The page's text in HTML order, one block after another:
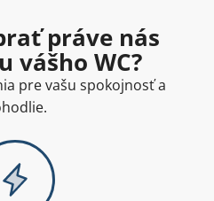
práve nás
vášho WC?
pre vašu spokojnosť a